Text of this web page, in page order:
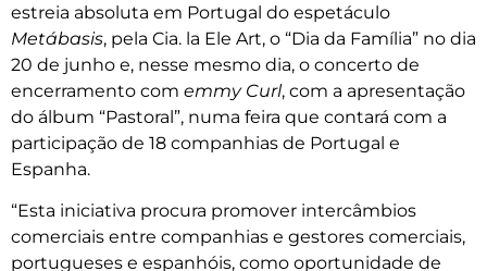
estreia absoluta em Portugal do espetáculo
Metábasis, pela Cia. la Ele Art, o “Dia da Família” no dia
20 de junho e, nesse mesmo dia, o concerto de
encerramento com emmy Curl, com a apresentação
do álbum “Pastoral”, numa feira que contará com a
participação de 18 companhias de Portugal e
Espanha.
“Esta iniciativa procura promover intercâmbios
comerciais entre companhias e gestores comerciais,
portugueses e espanhóis, como oportunidade de